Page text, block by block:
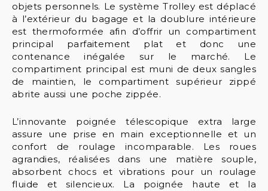
objets personnels. Le système Trolley est déplacé
à l’extérieur du bagage et la doublure intérieure
est thermoformée afin d’offrir un compartiment
principal parfaitement plat et donc une
contenance inégalée sur le marché. Le
compartiment principal est muni de deux sangles
de maintien, le compartiment supérieur zippé
abrite aussi une poche zippée.
L’innovante poignée télescopique extra large
assure une prise en main exceptionnelle et un
confort de roulage incomparable. Les roues
agrandies, réalisées dans une matière souple,
absorbent chocs et vibrations pour un roulage
fluide et silencieux. La poignée haute et la